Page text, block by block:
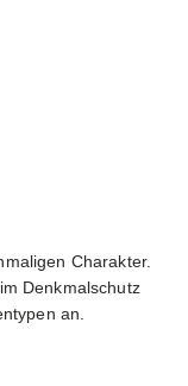
Charakter.
Denkmalschutz
an.